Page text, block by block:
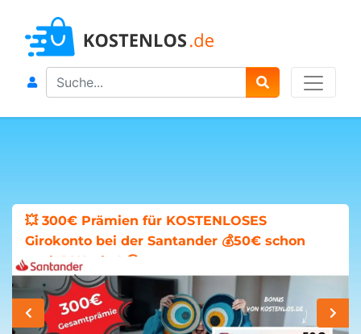
Search
💥 300€ Prämien für KOSTENLOSES
Girokonto bei der Santander 💰50€ schon
nach 1 Woche! 🤑